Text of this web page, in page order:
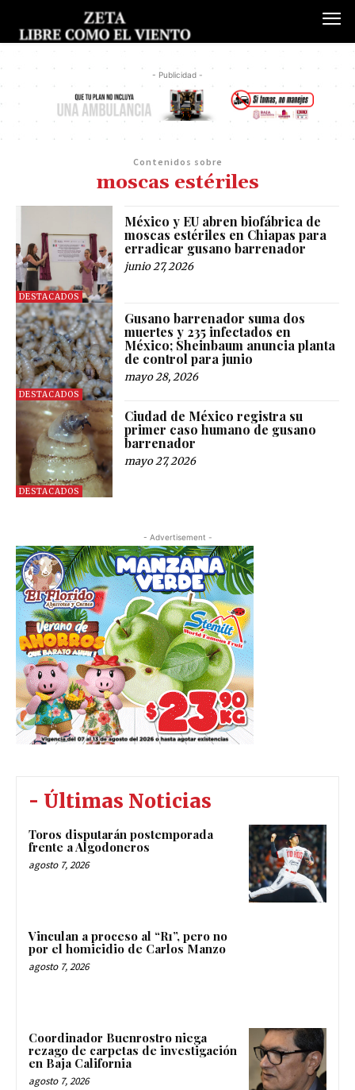
- Publicidad -
Contenidos sobre
moscas estériles
DESTACADOS
México y EU abren biofábrica de
moscas estériles en Chiapas para
erradicar gusano barrenador
junio 27, 2026
DESTACADOS
Gusano barrenador suma dos
muertes y 235 infectados en
México; Sheinbaum anuncia planta
de control para junio
mayo 28, 2026
DESTACADOS
Ciudad de México registra su
primer caso humano de gusano
barrenador
mayo 27, 2026
- Advertisement -
- Últimas Noticias
Toros disputarán postemporada
frente a Algodoneros
agosto 7, 2026
Vinculan a proceso al “R1”, pero no
por el homicidio de Carlos Manzo
agosto 7, 2026
Coordinador Buenrostro niega
rezago de carpetas de investigación
en Baja California
agosto 7, 2026